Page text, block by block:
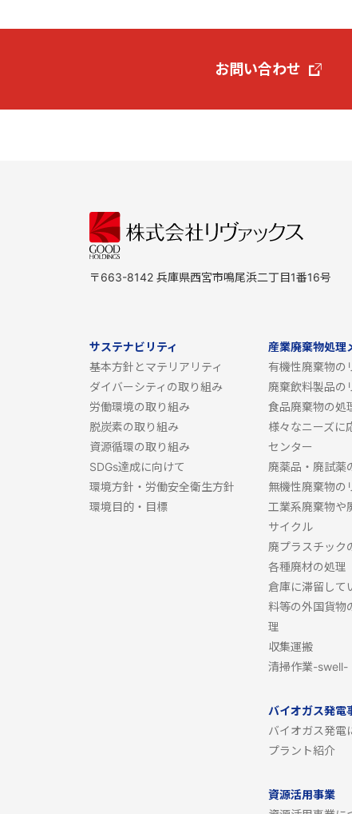
お問い合わせ
〒663-8142 兵庫県西宮市鳴尾浜二丁目1番16号
サステナビリティ
基本方針とマテリアリティ
ダイバーシティの取り組み
労働環境の取り組み
脱炭素の取り組み
資源循環の取り組み
SDGs達成に向けて
環境方針・労働安全衛生方針
環境目的・目標
産業廃棄物処理
有機性廃棄物の
廃棄飲料製品の
食品廃棄物の処
様々なニーズに
センター
廃薬品・廃試薬
無機性廃棄物の
工業系廃棄物や
サイクル
廃プラスチック
各種廃材の処理
倉庫に滞留して
料等の外国貨物
理
収集運搬
清掃作業-swell-
バイオガス発電
バイオガス発電
プラント紹介
資源活用事業